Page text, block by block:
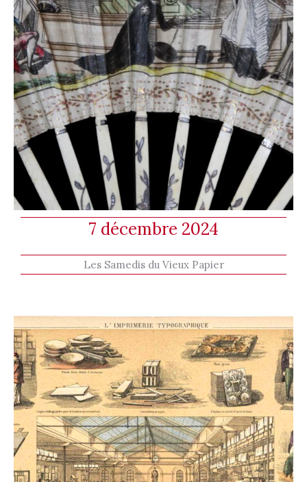
7 décembre 2024
Les Samedis du Vieux Papier